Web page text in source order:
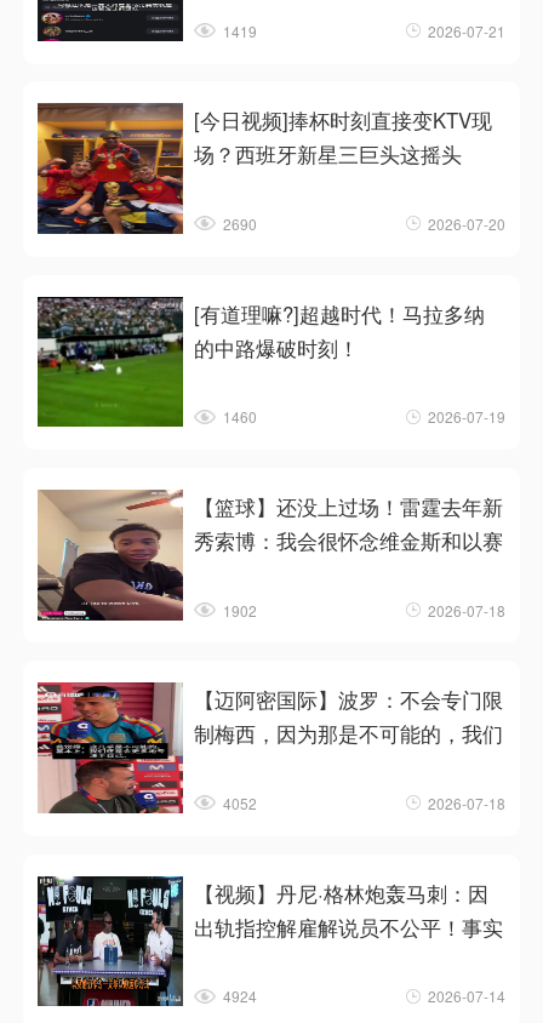
1419 2026-07-21
[今日视频]捧杯时刻直接变KTV现
场？西班牙新星三巨头这摇头
2690 2026-07-20
[有道理嘛?]超越时代！马拉多纳
的中路爆破时刻！
1460 2026-07-19
【篮球】还没上过场！雷霆去年新
秀索博：我会很怀念维金斯和以赛
1902 2026-07-18
【迈阿密国际】波罗：不会专门限
制梅西，因为那是不可能的，我们
4052 2026-07-18
【视频】丹尼·格林炮轰马刺：因
出轨指控解雇解说员不公平！事实
4924 2026-07-14